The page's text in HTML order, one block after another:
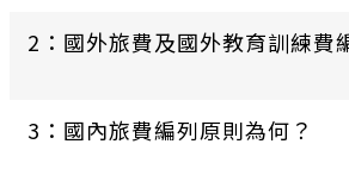
2：國外旅費及國外教育訓練費
3：國內旅費編列原則為何？